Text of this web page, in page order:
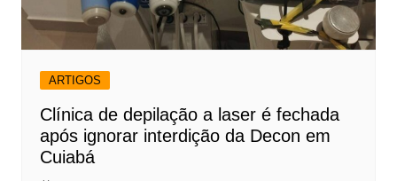
ARTIGOS
Clínica de depilação a laser é fechada
após ignorar interdição da Decon em
Cuiabá